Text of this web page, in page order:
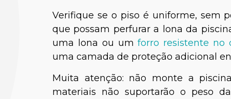
Verifique se o piso é uniforme, sem
que possam perfurar a lona da
uma lona ou umforro resistente no
uma camada de proteção adicional
Muita atenção: não monte a
materiais não suportarão o peso